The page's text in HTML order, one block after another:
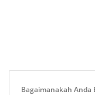
Bagaimanakah